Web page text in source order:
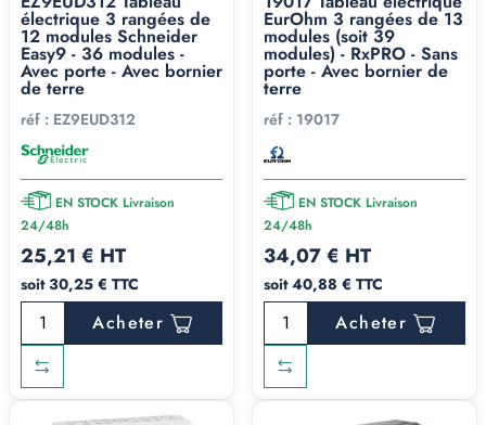
T5 au chauffage gaz. Comptez vos circuits, ajoutez la
réserve, et choisissez le format en conséquence.
💡
Choisir un tableau,
c'est un peu comme
se marier
Ça paraît anodin, mais choisir un tableau électrique,
c'est un engagement sur le long terme
(normalement). Et comme dans un mariage, on ne
sait jamais de quoi l'avenir sera fait.
électrique 3 rangées de
12 modules Schneider
Easy9 - 36 modules -
Avec porte - Avec bornier
de terre
réf : EZ9EUD312
EN STOCK Livraison
24/48h
25,21 € HT
soit 30,25 € TTC
Acheter
EurOhm 3 rangées de 13
modules (soit 39
modules) - RxPRO - Sans
porte - Avec bornier de
terre
réf : 19017
EN STOCK Livraison
24/48h
34,07 € HT
soit 40,88 € TTC
Acheter